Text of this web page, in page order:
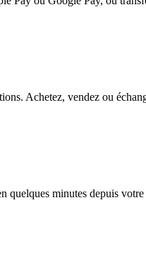
Achetez, vendez ou
quelques minutes depuis votre